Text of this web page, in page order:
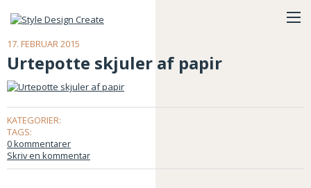
17. FEBRUAR 2015
Urtepotte skjuler af papir
KATEGORIER:
TAGS:
0 kommentarer
Skriv en kommentar